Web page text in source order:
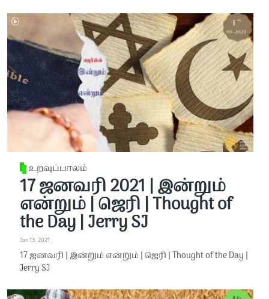
உறவுப்பாலம்
17 ஜனவரி 2021 | இன்றும்
என்றும் | ஜெரி | Thought of
the Day | Jerry SJ
Jan 13, 2021
17 ஜனவரி | இன்றும் என்றும் | ஜெரி | Thought of the Day |
Jerry SJ